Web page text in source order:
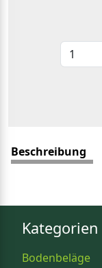
Beschreibung
Kategorien
Bodenbeläge